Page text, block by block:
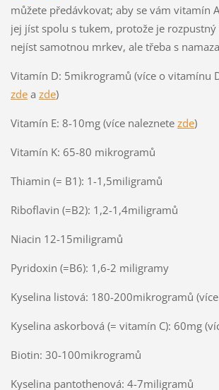
můžete předávkovat; aby se vám vitamín
jej jíst spolu s tukem, protože je
nejíst samotnou mrkev, ale třeba s
Vitamín D: 5mikrogramů (více o vitamínu
zdea zde)
Vitamín E: 8-10mg (více naleznete zde)
Vitamín K: 65-80 mikrogramů
Thiamin (= B1): 1-1,5miligramů
Riboflavin (=B2): 1,2-1,4miligramů
Niacin 12-15miligramů
Pyridoxin (=B6): 1,6-2 miligramy
Kyselina listová: 180-200mikrogramů
Kyselina askorbová (= vitamín C): 60mg
Biotin: 30-100mikrogramů
Kyselina pantothenová: 4-7miligramů